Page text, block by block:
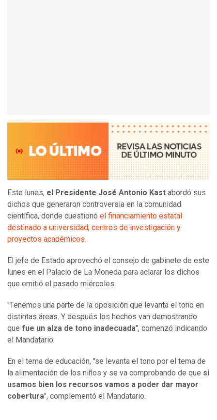
Este lunes, el Presidente José Antonio Kast abordó sus
dichos que generaron controversia en la comunidad
científica, donde cuestionó el financiamiento estatal
destinado a universidad, centros de investigación y
proyectos académicos.
El jefe de Estado aprovechó el consejo de gabinete de este
lunes en el Palacio de La Moneda para aclarar los dichos
que emitió el pasado miércoles.
"Tenemos una parte de la oposición que levanta el tono en
distintas áreas. Y después los hechos van demostrando
que fue un alza de tono inadecuada", comenzó indicando
el Mandatario.
En el tema de educación, "se levanta el tono por el tema de
la alimentación de los niños y se va comprobando de que si
usamos bien los recursos vamos a poder dar mayor
cobertura", complementó el Mandatario.